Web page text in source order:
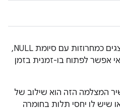
מערך של מזהי מצלמות שמוצגים כמחרוזות עם סיומת NULL,
אפשר לפתוח בו-זמנית בזמן
המצלמה הזה הוא שילוב של
שיש לו יחסי תלות בחומרה